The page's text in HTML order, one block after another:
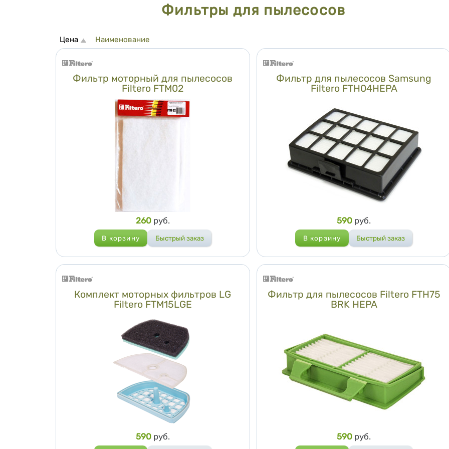
Фильтры для пылесосов
Сортировка
Цена Наименование
Фильтр моторный для пылесосов
Filtero FTM02
260 руб.
Фильтр для пылесосов Samsung
Filtero FTH04HEPA
590 руб.
Комплект моторных фильтров LG
Filtero FTM15LGE
590 руб.
Фильтр для пылесосов Filtero FTH75
BRK HEPA
590 руб.